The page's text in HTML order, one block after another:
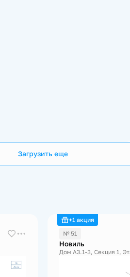
Загрузить еще
+1 акция
№ 51
Новиль
Дом А3.1-3, Секция 1,